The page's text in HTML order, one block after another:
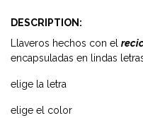
DESCRIPTION:
Llaveros hechos con el
encapsuladas en lindas letras
elige la letra
elige el color